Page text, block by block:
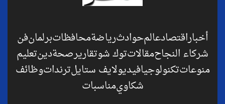
أخباراقتصادعالمحوادثرياضةمحافظاتبرلمانفن
شركاء النجاحمقالاتتوك شوتقاريرصحةدينتعليم
منوعاتتكنولوجيافيديولايف ستايلترنداتوظائف
شكاويمناسبات